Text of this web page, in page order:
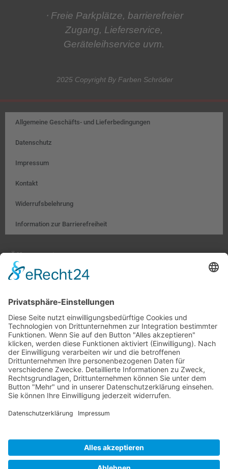
⋅ Freie Parkplätze, barrierefreier
Zugang, Lieferservice,
Geräteleihservice uvm.
2025 Copyright By Farben Schröder
Allgemeine Geschäfts- und Lieferbedingungen
Datenschutz
Impressum
Kontakt
Widerrufsbelehrung
Information zur Barrierefreiheit
Öffnungszeiten:
Mo. – Fr. 8:00 – 18:00 Uhr
Sa. 9:00 – 13:00 Uhr
Hobby- und Künstlerbedarf:
Mo., Mi., Fr. 10:00 – 15:00 Uhr
Di., Do. 13:00 – 18:00 Uhr
Sa. 9:00 – 12:00 Uhr
(03677) 204847 (Bastelladen)
info@farbenschroeder.de